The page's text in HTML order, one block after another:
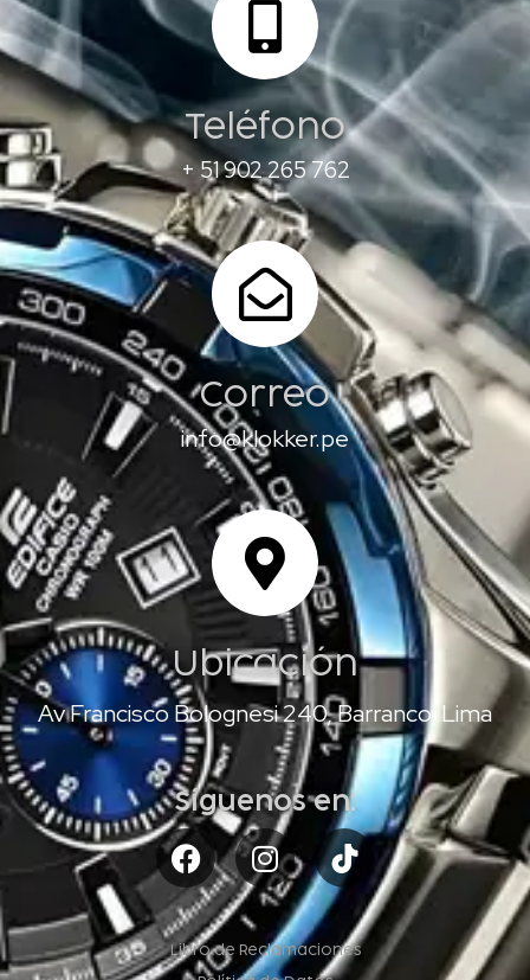
Teléfono
+ 51 902 265 762
Correo
info@klokker.pe
Ubicación
Av Francisco Bolognesi 240, Barranco, Lima
Síguenos en:
Libro de Reclamaciones